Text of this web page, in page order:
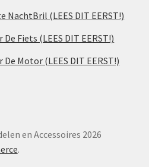
NachtBril (LEES DIT EERST!)
Fiets (LEES DIT EERST!)
Motor (LEES DIT EERST!)
en Accessoires 2026
.